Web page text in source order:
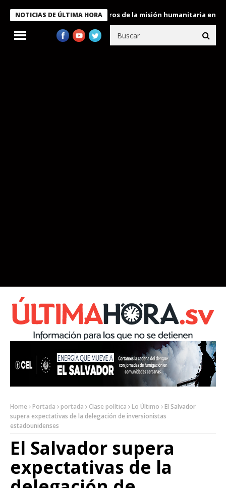
NOTICIAS DE ÚLTIMA HORA
condecora a miembros de la misión humanitaria enviada a
Home Portada portada Clase política Lo Último
El Salvador
supera expectativas de la delegación de inversionistas
estadounidenses
El Salvador supera
expectativas de la